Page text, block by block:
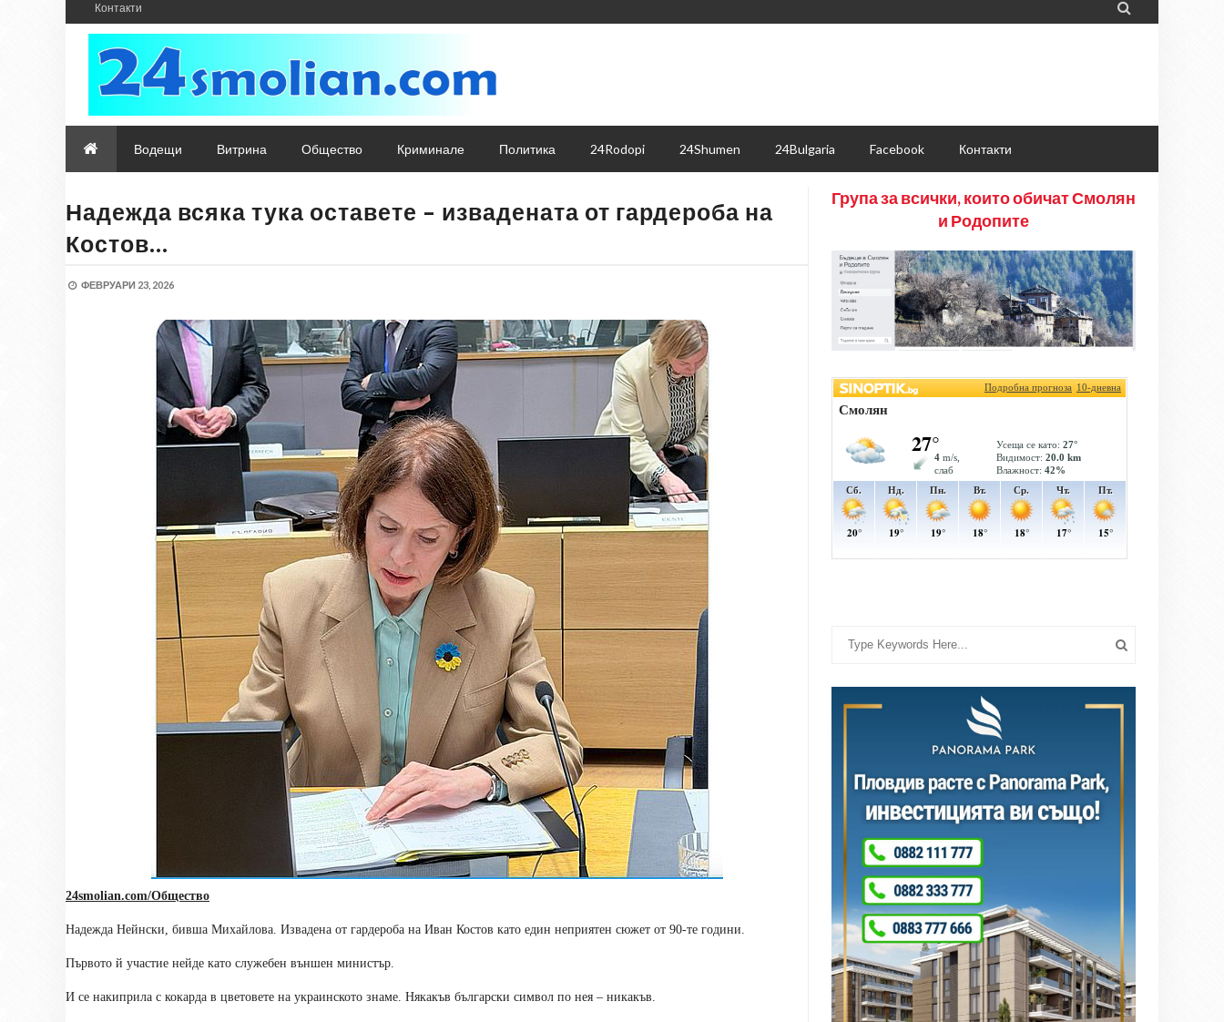
Контакти 
Водещи Витрина Общество Криминале Политика 24Rodopi 24Shumen 24Bulgaria Facebook Контакти
Надежда всяка тука оставете – извадената от гардероба на
Костов…
ФЕВРУАРИ 23, 2026
24smolian.com/Общество
Надежда Нейнски, бивша Михайлова. Извадена от гардероба на Иван Костов като един неприятен сюжет от 90-те години.
Първото й участие нейде като служебен външен министър.
И се накиприла с кокарда в цветовете на украинското знаме. Някакъв български символ по нея – никакъв.
Група за всички, които обичат Смолян
и Родопите